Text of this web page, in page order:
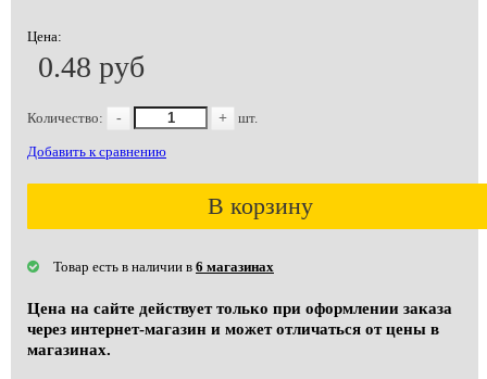
Цена:
0.48 руб
Количество: - + шт.
Добавить к сравнению
В корзину
Товар есть в наличии в 6 магазинах
Цена на сайте действует только при оформлении заказа
через интернет-магазин и может отличаться от цены в
магазинах.